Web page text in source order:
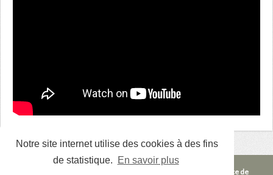
Notre site internet utilise des cookies à des fins
de statistique.
En savoir plus
Site internet édité par Prévention, Santé & Travail (PST), un Service de